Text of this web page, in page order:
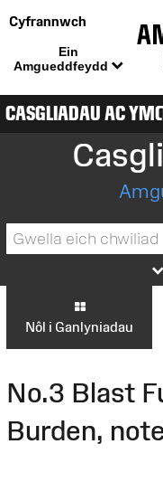
Cyfrannwch
Ein
Amgueddfeydd
CASGLIADAU AC
Nôl i Ganlyniadau
No.3 Blast
Burden,